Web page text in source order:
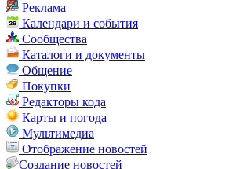
Реклама
Календари и события
Сообщества
Каталоги и документы
Общение
Покупки
Редакторы кода
Карты и погода
Мультимедиа
Отображение новостей
Создание новостей